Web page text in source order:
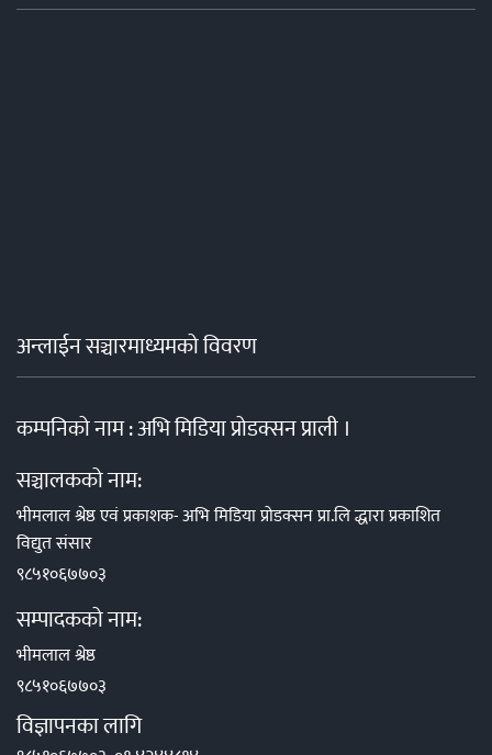
अन्लाईन सञ्चारमाध्यमको विवरण
कम्पनिको नाम : अभि मिडिया प्रोडक्सन प्राली ।
सञ्चालकको नाम:
भीमलाल श्रेष्ठ एवं प्रकाशक- अभि मिडिया प्रोडक्सन प्रा.लि द्धारा प्रकाशित
विद्युत संसार
९८५१०६७७०३
सम्पादकको नाम:
भीमलाल श्रेष्ठ
९८५१०६७७०३
विज्ञापनका लागि